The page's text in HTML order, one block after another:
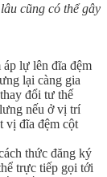
cũng có thể gây
áp lự lên đĩa đệm
lại càng gia
đổi tư thế
nếu ở vị trí
vị đĩa đệm cột
thức đăng ký
trực tiếp gọi tới